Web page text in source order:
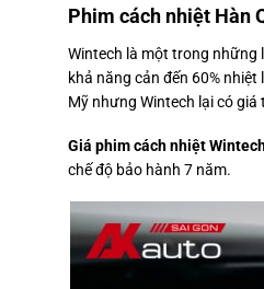
Phim cách nhiệt Hàn
Wintech là một trong những
khả năng cản đến 60%
Mỹ nhưng Wintech lại có
Giá phim cách nhiệt
chế độ bảo hành 7 năm.